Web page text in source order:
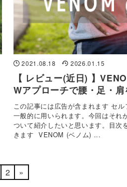
2021.08.18 2026.01.15
【 レビュー(近日) 】
Wアプローチで腰・足・
この記事には広告が含まれます セ
一般的に用いられます。今回はそれ
ついて紹介したいと思います。目次
きます VENOM (ベノム) ...
2 »